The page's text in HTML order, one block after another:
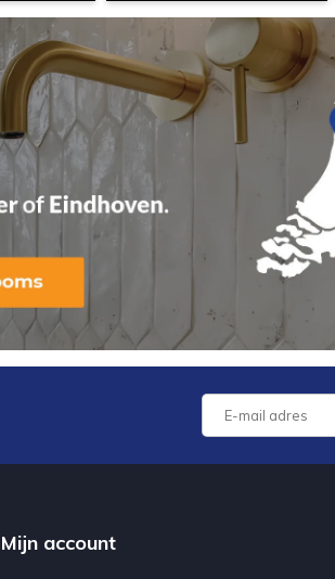
Mijn account